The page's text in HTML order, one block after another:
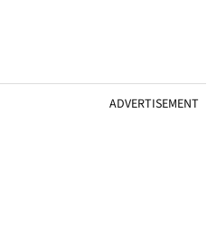
ADVERTISEMENT